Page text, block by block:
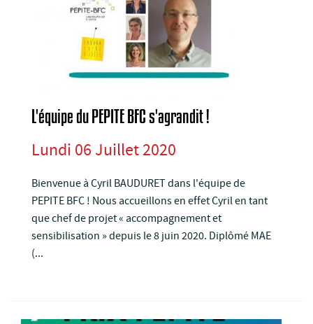
L'équipe du PEPITE BFC s'agrandit !
Lundi 06 Juillet 2020
Bienvenue à Cyril BAUDURET dans l'équipe de
PEPITE BFC ! Nous accueillons en effet Cyril en tant
que chef de projet « accompagnement et
sensibilisation » depuis le 8 juin 2020. Diplômé MAE
(...